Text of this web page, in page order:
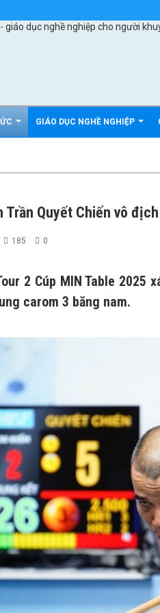
GIÁO DỤC NGHỀ NGHIỆP
Trần Quyết Chiến vô địch
185 0
2 Cúp MIN Table
carom 3 băng nam.